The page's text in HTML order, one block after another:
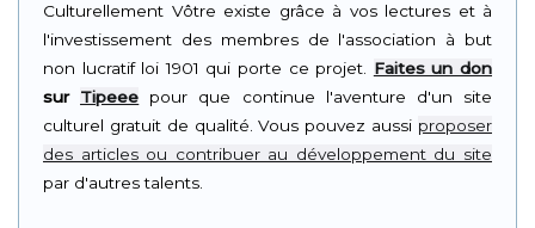
Culturellement Vôtre existe grâce à vos lectures et à
l'investissement des membres de l'association à but
non lucratif loi 1901 qui porte ce projet. Faites un don
sur Tipeee pour que continue l'aventure d'un site
culturel gratuit de qualité. Vous pouvez aussi proposer
des articles ou contribuer au développement du site
par d'autres talents.